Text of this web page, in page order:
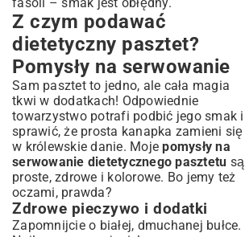
Z czym podawać
dietetyczny pasztet?
Pomysły na serwowanie
Sam pasztet to jedno, ale cała magia
tkwi w dodatkach! Odpowiednie
towarzystwo potrafi podbić jego smak i
sprawić, że prosta kanapka zamieni się
w królewskie danie. Mojepomysły na
serwowanie dietetycznego pasztetu są
proste, zdrowe i kolorowe. Bo jemy też
oczami, prawda?
Zdrowe pieczywo i dodatki
Zapomnijcie o białej, dmuchanej bułce.